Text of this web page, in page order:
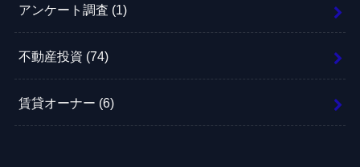
アンケート調査 (1)
不動産投資 (74)
賃貸オーナー (6)